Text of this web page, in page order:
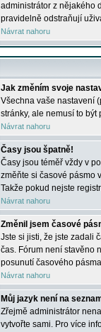
administrátor z nějakého
pravidelně odstraňují
Návrat nahoru
Jak změním svoje
Všechna vaše nastavení
stránky, ale nemusí to být
Návrat nahoru
Časy jsou špatně!
Časy jsou téměř vždy v
změňte si časové pásmo
Takže pokud nejste
Návrat nahoru
Změnil jsem časové
Jste si jisti, že jste zadali
čas. Fórum není stavěno
posunutí časového
Návrat nahoru
Můj jazyk není na
Zřejmě administrátor
vytvořte sami. Pro více